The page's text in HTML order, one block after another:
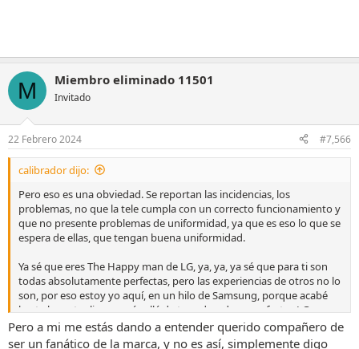
M Miembro eliminado 11501
Invitado
22 Febrero 2024 #7,566
calibrador dijo:
Pero eso es una obviedad. Se reportan las incidencias, los
problemas, no que la tele cumpla con un correcto funcionamiento y
que no presente problemas de uniformidad, ya que es eso lo que se
espera de ellas, que tengan buena uniformidad.
Ya sé que eres The Happy man de LG, ya, ya, ya sé que para ti son
todas absolutamente perfectas, pero las experiencias de otros no lo
son, por eso estoy yo aquí, en un hilo de Samsung, porque acabé
hasta los cataplines y más allá de tus adoradas y perfectas LG.
Pero a mi me estás dando a entender querido compañero de
ser un fanático de la marca, y no es así, simplemente digo